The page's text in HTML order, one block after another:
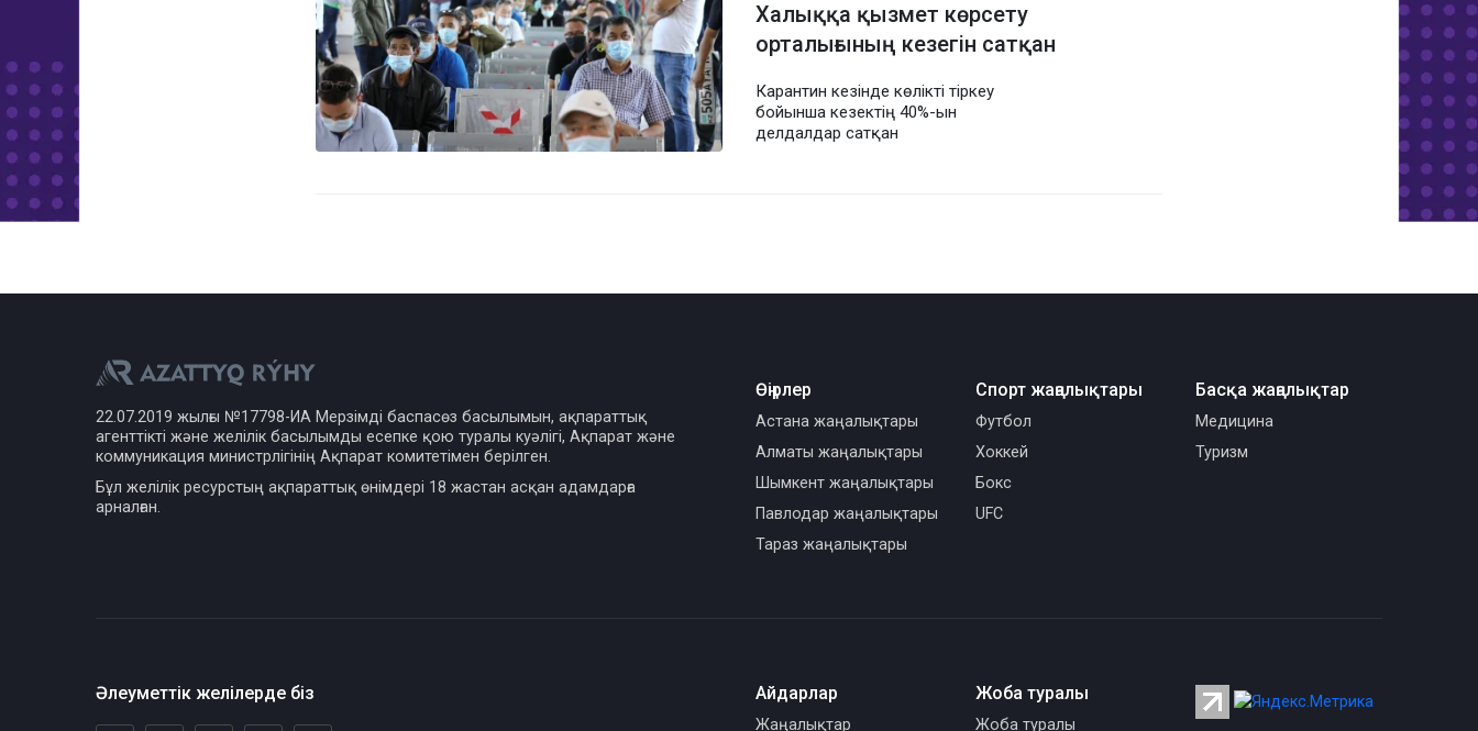
Халыққа қызмет көрсету
орталығының кезегін сатқан
Карантин кезінде көлікті тіркеу
бойынша кезектің 40%-ын
делдалдар сатқан
22.07.2019 жылғы №17798-ИА Мерзімді баспасөз басылымын, ақпараттық
агенттікті және желілік басылымды есепке қою туралы куәлігі, Ақпарат және
коммуникация министрлігінің Ақпарат комитетімен берілген.
Бұл желілік ресурстың ақпараттық өнімдері 18 жастан асқан адамдарға
арналған.
Өңірлер
Астана жаңалықтары
Алматы жаңалықтары
Шымкент жаңалықтары
Павлодар жаңалықтары
Тараз жаңалықтары
Спорт жаңалықтары
Футбол
Хоккей
Бокс
UFC
Басқа жаңалықтар
Медицина
Туризм
Әлеуметтік желілерде біз Айдарлар
Жаңалықтар
Жоба туралы
Жоба туралы